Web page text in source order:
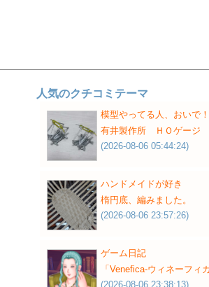
人気のクチコミテーマ
模型やってる人、おいで！
有井製作所 ＨＯゲージ
(2026-08-06 05:44:24)
ハンドメイドが好き
楕円底、編みました。
(2026-08-06 23:57:26)
ゲーム日記
「Venefica-ウィネーフィ
(2026-08-06 23:38:13)